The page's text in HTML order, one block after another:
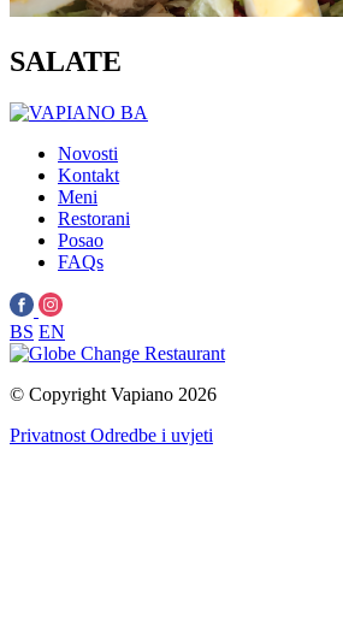
SALATE
Novosti
Kontakt
Meni
Restorani
Posao
FAQs
BS EN
Change Restaurant
© Copyright Vapiano 2026
Privatnost Odredbe i uvjeti